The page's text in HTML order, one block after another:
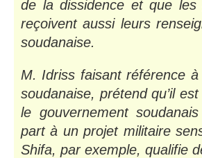
de la dissidence et que les
reçoivent aussi leurs
soudanaise.
M. Idriss faisant référence à
soudanaise, prétend qu’il
le gouvernement
part à un projet militaire
Shifa, par exemple, qualifie